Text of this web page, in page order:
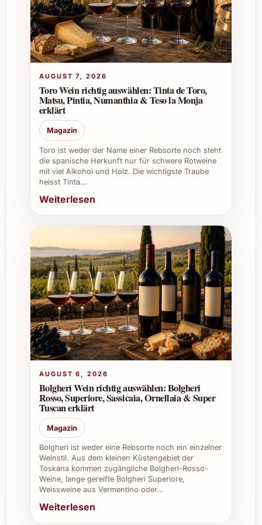
Gelegenheiten:
Als Dankeschön oder Anerkennung bei
Geschäftskontakten.
Zum Geburtstag für Freunde und
Familie, die exklusive Weine schätzen.
Zu Weihnachten oder Neujahr als
stilvoller Genussmoment.
Bei Hochzeiten oder als Präsent fürs
Brautpaar.
Häufig gestellte Fragen (FAQ) zu
Marguet Yuman Blanc de Blancs
Premier Cru
1. Was zeichnet einen Blanc de Blancs
Premier Cru aus?
Ein Blanc de Blancs wird ausschliesslich aus
Chardonnay-Trauben hergestellt und ist
besonders elegant und fein. Premier Cru
bezeichnet eine besonders hochwertige
Anbauzone, die Trauben von ausgezeichneter
Qualität liefert.
2. Wie sollte man den Marguet Yuman Blanc
de Blancs Premier Cru servieren?
Ideal ist eine Trinktemperatur von 6 bis 8 °C.
Am besten wird der Schaumwein gut gekühlt
in einem tulpenförmigen Sektglas serviert, um
die Aromen und die feine Perlage optimal zur
Geltung zu bringen.
3. Passt dieser Schaumwein zu Speisen?
AUGUST 7, 2026
Toro Wein richtig auswählen: Tinta de Toro,
Matsu, Pintia, Numanthia & Teso la Monja
erklärt
Magazin
Toro ist weder der Name einer Rebsorte noch steht
die spanische Herkunft nur für schwere Rotweine
mit viel Alkohol und Holz. Die wichtigste Traube
heisst Tinta…
Weiterlesen
AUGUST 6, 2026
Bolgheri Wein richtig auswählen: Bolgheri
Rosso, Superiore, Sassicaia, Ornellaia & Super
Tuscan erklärt
Magazin
Bolgheri ist weder eine Rebsorte noch ein einzelner
Weinstil. Aus dem kleinen Küstengebiet der
Toskana kommen zugängliche Bolgheri-Rosso-
Weine, lange gereifte Bolgheri Superiore,
Weissweine aus Vermentino oder…
Weiterlesen